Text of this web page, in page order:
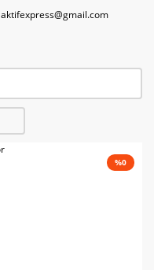
aktifexpress@gmail.com
%0